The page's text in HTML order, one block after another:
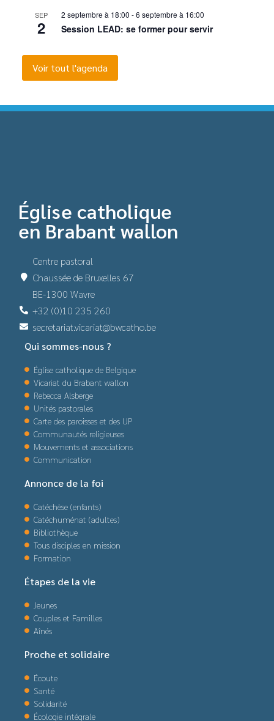
SEP
2
2 septembre à 18:00 -6 septembre à 16:00
Session LEAD: se former pour servir
Voir tout l'agenda
Église catholique
en Brabant wallon
Centre pastoral
Chaussée de Bruxelles 67
BE-1300 Wavre
+32 (0)10 235 260
secretariat.vicariat@bwcatho.be
Qui sommes-nous ?
Église catholique de Belgique
Vicariat du Brabant wallon
Rebecca Alsberge
Unités pastorales
Carte des paroisses et des UP
Communautés religieuses
Mouvements et associations
Communication
Annonce de la foi
Catéchèse (enfants)
Catéchuménat (adultes)
Bibliothèque
Tous disciples en mission
Formation
Étapes de la vie
Jeunes
Couples et Familles
Aînés
Proche et solidaire
Écoute
Santé
Solidarité
Écologie intégrale